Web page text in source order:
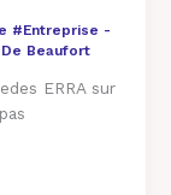
#Entreprise -
Beaufort
ERRA sur